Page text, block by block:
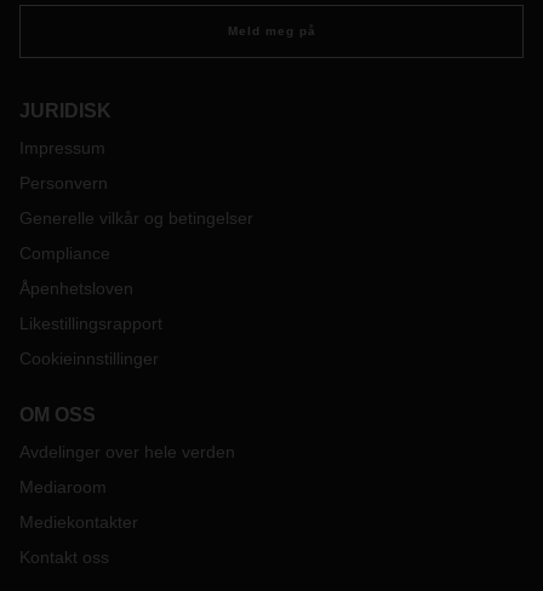
Meld meg på
JURIDISK
Impressum
Personvern
Generelle vilkår og betingelser
Compliance
Åpenhetsloven
Likestillingsrapport
Cookieinnstillinger
OM OSS
Avdelinger over hele verden
Mediaroom
Mediekontakter
Kontakt oss